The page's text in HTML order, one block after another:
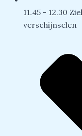
11.45 - 12.30
verschijnselen